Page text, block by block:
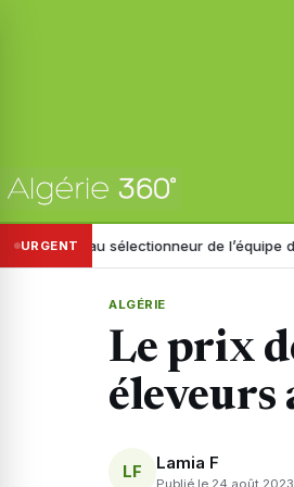
URGENT
sélectionneur de l’équipe d’Algérie : la
ALGÉRIE
Le prix
éleveurs
LF Lamia F
Publié le 24 août